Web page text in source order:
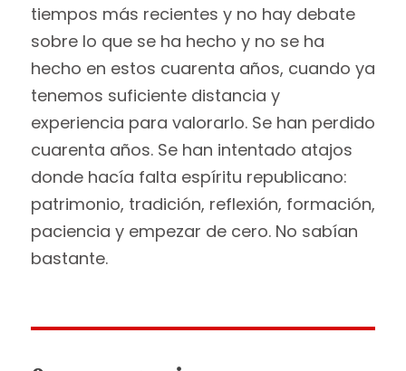
tiempos más recientes y no hay debate
sobre lo que se ha hecho y no se ha
hecho en estos cuarenta años, cuando ya
tenemos suficiente distancia y
experiencia para valorarlo. Se han perdido
cuarenta años. Se han intentado atajos
donde hacía falta espíritu republicano:
patrimonio, tradición, reflexión, formación,
paciencia y empezar de cero. No sabían
bastante.